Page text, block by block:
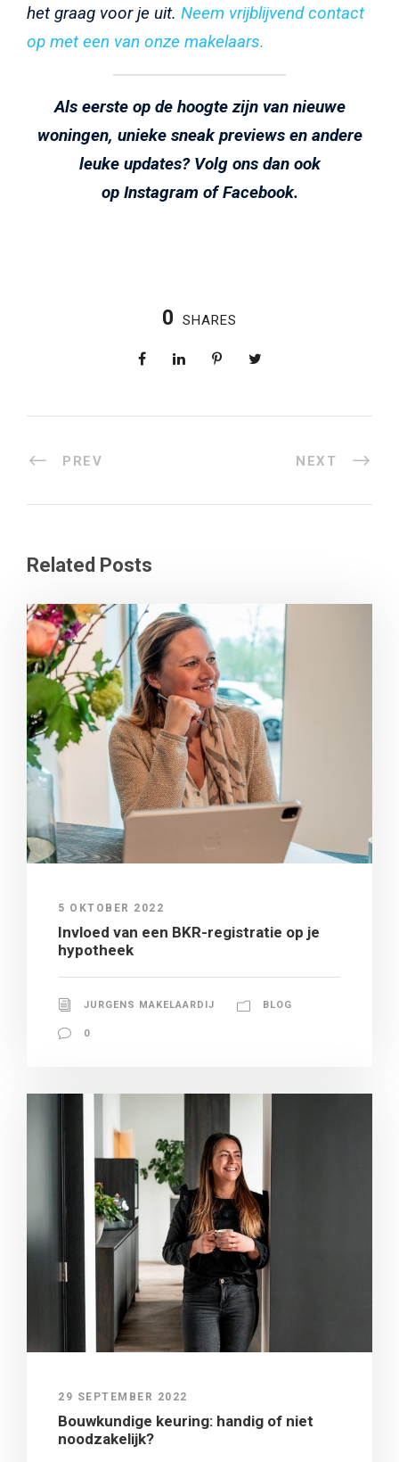
het graag voor je uit. Neem vrijblijvend contact
op met een van onze makelaars.
Als eerste op de hoogte zijn van nieuwe
woningen, unieke sneak previews en andere
leuke updates? Volg ons dan ook
op Instagram ofFacebook.
0 SHARES
PREV NEXT
Related Posts
5 OKTOBER 2022
Invloed van een BKR-registratie op je
hypotheek
JURGENS MAKELAARDIJ BLOG
0
29 SEPTEMBER 2022
Bouwkundige keuring: handig of niet
noodzakelijk?